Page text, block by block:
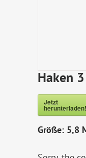
Haken 3
Jetzt
herunterladen!
Größe: 5,8